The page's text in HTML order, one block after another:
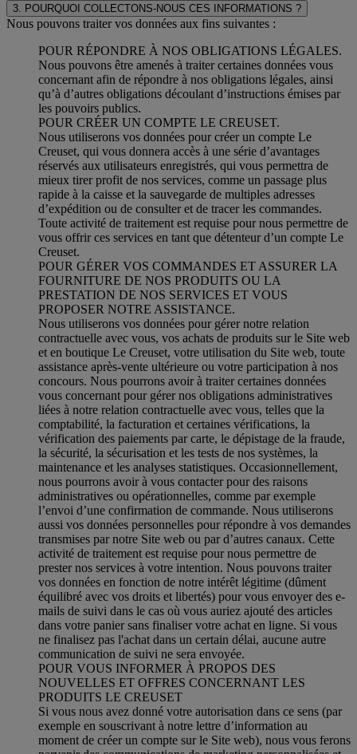
3. POURQUOI COLLECTONS-NOUS CES INFORMATIONS ?
Nous pouvons traiter vos données aux fins suivantes :
POUR RÉPONDRE À NOS OBLIGATIONS LÉGALES.
Nous pouvons être amenés à traiter certaines données vous
concernant afin de répondre à nos obligations légales, ainsi
qu’à d’autres obligations découlant d’instructions émises par
les pouvoirs publics.
POUR CRÉER UN COMPTE LE CREUSET.
Nous utiliserons vos données pour créer un compte Le
Creuset, qui vous donnera accès à une série d’avantages
réservés aux utilisateurs enregistrés, qui vous permettra de
mieux tirer profit de nos services, comme un passage plus
rapide à la caisse et la sauvegarde de multiples adresses
d’expédition ou de consulter et de tracer les commandes.
Toute activité de traitement est requise pour nous permettre de
vous offrir ces services en tant que détenteur d’un compte Le
Creuset.
POUR GÉRER VOS COMMANDES ET ASSURER LA
FOURNITURE DE NOS PRODUITS OU LA
PRESTATION DE NOS SERVICES ET VOUS
PROPOSER NOTRE ASSISTANCE.
Nous utiliserons vos données pour gérer notre relation
contractuelle avec vous, vos achats de produits sur le Site web
et en boutique Le Creuset, votre utilisation du Site web, toute
assistance après-vente ultérieure ou votre participation à nos
concours. Nous pourrons avoir à traiter certaines données
vous concernant pour gérer nos obligations administratives
liées à notre relation contractuelle avec vous, telles que la
comptabilité, la facturation et certaines vérifications, la
vérification des paiements par carte, le dépistage de la fraude,
la sécurité, la sécurisation et les tests de nos systèmes, la
maintenance et les analyses statistiques. Occasionnellement,
nous pourrons avoir à vous contacter pour des raisons
administratives ou opérationnelles, comme par exemple
l’envoi d’une confirmation de commande. Nous utiliserons
aussi vos données personnelles pour répondre à vos demandes
transmises par notre Site web ou par d’autres canaux. Cette
activité de traitement est requise pour nous permettre de
prester nos services à votre intention. Nous pouvons traiter
vos données en fonction de notre intérêt légitime (dûment
équilibré avec vos droits et libertés) pour vous envoyer des e-
mails de suivi dans le cas où vous auriez ajouté des articles
dans votre panier sans finaliser votre achat en ligne. Si vous
ne finalisez pas l'achat dans un certain délai, aucune autre
communication de suivi ne sera envoyée.
POUR VOUS INFORMER À PROPOS DES
NOUVELLES ET OFFRES CONCERNANT LES
PRODUITS LE CREUSET
Si vous nous avez donné votre autorisation dans ce sens (par
exemple en souscrivant à notre lettre d’information au
moment de créer un compte sur le Site web), nous vous ferons